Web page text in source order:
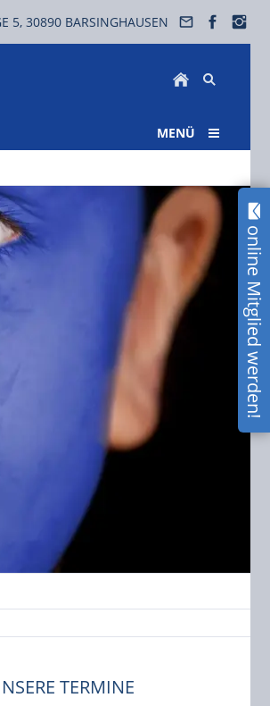
5, 30890 BARSINGHAUSEN
MENÜ
online Mitglied werden!
TERMINE